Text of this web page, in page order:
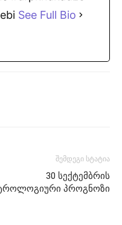
See Full Bio
შემდეგი სტატია
30 სექტემბრის
პროგნოზი